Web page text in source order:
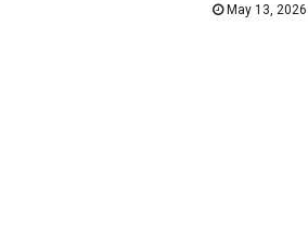
May 13, 2026